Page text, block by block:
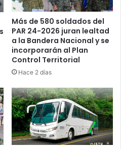
Más de 580 soldados del
PAR 24-2026 juran lealtad
a la Bandera Nacional y se
incorporarán al Plan
Control Territorial
Hace 2 días